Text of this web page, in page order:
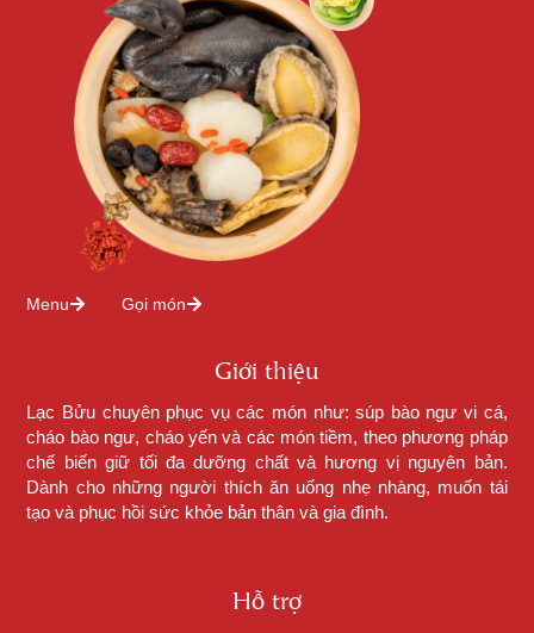
Menu Gọi món
Giới thiệu
Lạc Bửu chuyên phục vụ các món như: súp bào ngư vi cá,
cháo bào ngư, cháo yến và các món tiềm, theo phương pháp
chế biến giữ tối đa dưỡng chất và hương vị nguyên bản.
Dành cho những người thích ăn uống nhẹ nhàng, muốn tái
tạo và phục hồi sức khỏe bản thân và gia đình.
Hỗ trợ